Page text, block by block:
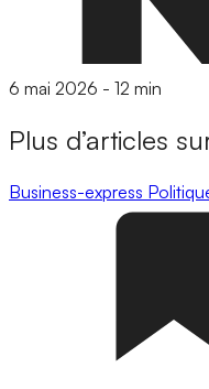
6 mai 2026 - 12 min
Plus d’articles
Business-express